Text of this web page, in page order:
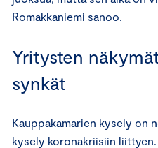
Romakkaniemi sanoo.
Yritysten
synkät
Kauppakamarien kysely on
kysely koronakriisiin liittyen.